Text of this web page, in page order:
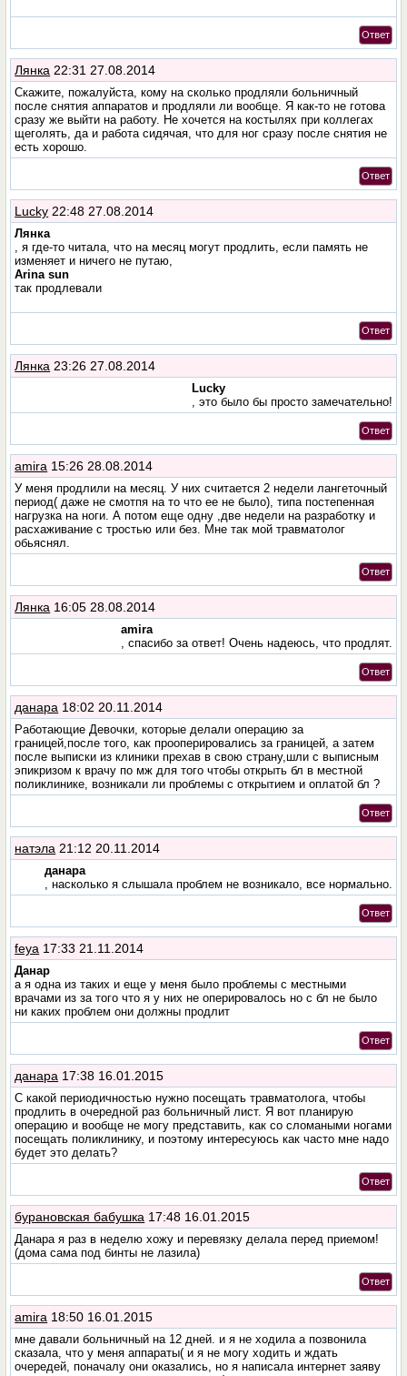
Ответ
Лянка 22:31 27.08.2014
Скажите, пожалуйста, кому на сколько продляли больничный
после снятия аппаратов и продляли ли вообще. Я как-то не готова
сразу же выйти на работу. Не хочется на костылях при коллегах
щеголять, да и работа сидячая, что для ног сразу после снятия не
есть хорошо.
Ответ
Lucky 22:48 27.08.2014
Лянка
, я где-то читала, что на месяц могут продлить, если память не
изменяет и ничего не путаю,
Arina sun
так продлевали
Ответ
Лянка 23:26 27.08.2014
Lucky
, это было бы просто замечательно!
Ответ
amira 15:26 28.08.2014
У меня продлили на месяц. У них считается 2 недели лангеточный
период( даже не смотпя на то что ее не было), типа постепенная
нагрузка на ноги. А потом еще одну ,две недели на разработку и
расхаживание с тростью или без. Мне так мой травматолог
обьяснял.
Ответ
Лянка 16:05 28.08.2014
amira
, спасибо за ответ! Очень надеюсь, что продлят.
Ответ
данара 18:02 20.11.2014
Работающие Девочки, которые делали операцию за
границей,после того, как прооперировались за границей, а затем
после выписки из клиники прехав в свою страну,шли с выписным
эпикризом к врачу по мж для того чтобы открыть бл в местной
поликлинике, возникали ли проблемы с открытием и оплатой бл ?
Ответ
натэла 21:12 20.11.2014
данара
, насколько я слышала проблем не возникало, все нормально.
Ответ
feya 17:33 21.11.2014
Данар
а я одна из таких и еще у меня было проблемы с местными
врачами из за того что я у них не оперировалось но с бл не было
ни каких проблем они должны продлит
Ответ
данара 17:38 16.01.2015
С какой периодичностью нужно посещать травматолога, чтобы
продлить в очередной раз больничный лист. Я вот планирую
операцию и вообще не могу представить, как со сломаными ногами
посещать поликлинику, и поэтому интересуюсь как часто мне надо
будет это делать?
Ответ
бурановская бабушка 17:48 16.01.2015
Данара я раз в неделю хожу и перевязку делала перед приемом!
(дома сама под бинты не лазила)
Ответ
amira 18:50 16.01.2015
мне давали больничный на 12 дней. и я не ходила а позвонила
сказала, что у меня аппараты( и я не могу ходить и ждать
очередей, поначалу они оказались, но я написала интернет заяву